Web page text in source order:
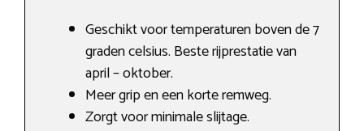
Geschikt voor temperaturen boven de 7
graden celsius. Beste rijprestatie van
april – oktober.
Meer grip en een korte remweg.
Zorgt voor minimale slijtage.